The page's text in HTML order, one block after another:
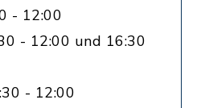
- 12:00
- 12:00 und 16:30
- 12:00